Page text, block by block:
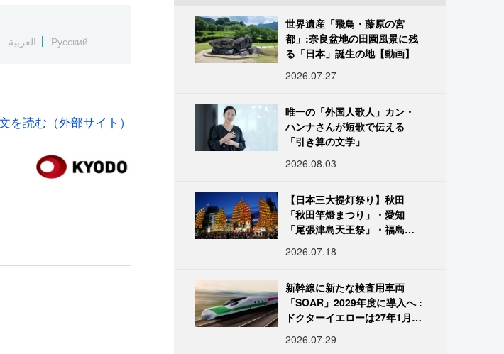
العربية Русский
を読む（外部サイト）
世界遺産「飛鳥・藤原の宮
都」:奈良盆地の田園風景に残
る「日本」誕生の地【動画】
2026.07.27
唯一の「外国人歌人」カン・
ハンナさんが短歌で伝える
「引き算の文学」
2026.08.03
【日本三大提灯祭り】秋田
「秋田竿燈まつり」・愛知
「尾張津島天王祭」・福島
だしい灯火が夜空を照らす光
2026.07.18
新幹線に新たな検査用車両
「SOAR」2029年度に導入へ :
ドクターイエローは27年1月に
2026.07.29